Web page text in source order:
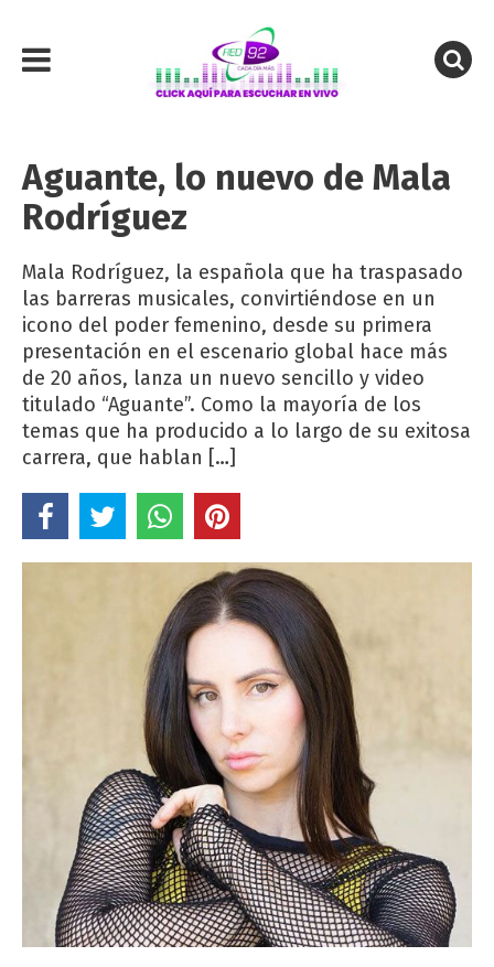
Aguante, lo nuevo de Mala
Rodríguez
Mala Rodríguez, la española que ha traspasado
las barreras musicales, convirtiéndose en un
icono del poder femenino, desde su primera
presentación en el escenario global hace más
de 20 años, lanza un nuevo sencillo y video
titulado “Aguante”. Como la mayoría de los
temas que ha producido a lo largo de su exitosa
carrera, que hablan […]